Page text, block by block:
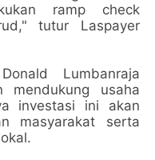
ramp check
tutur Laspayer
Lumbanraja
mendukung usaha
investasi ini akan
masyarakat serta